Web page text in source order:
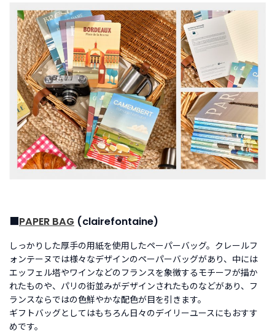
ト
ラ
ッ
ピ
ン
グ
ご
利
用
ガ
イ
ド
く
あ
る
ご
質
問
Instagram
■PAPER BAG (clairefontaine)
しっかりした厚手の用紙を使用したペーパーバッグ。クレールフ
ォンテーヌでは様々なデザインのペーパーバッグがあり、中には
エッフェル塔やワインなどのフランスを象徴するモチーフが描か
れたものや、パリの街並みがデザインされたものなどがあり、フ
ランスならではの色鮮やかな配色が目を引きます。
ギフトバッグとしてはもちろん日々のデイリーユースにもおすす
めです。